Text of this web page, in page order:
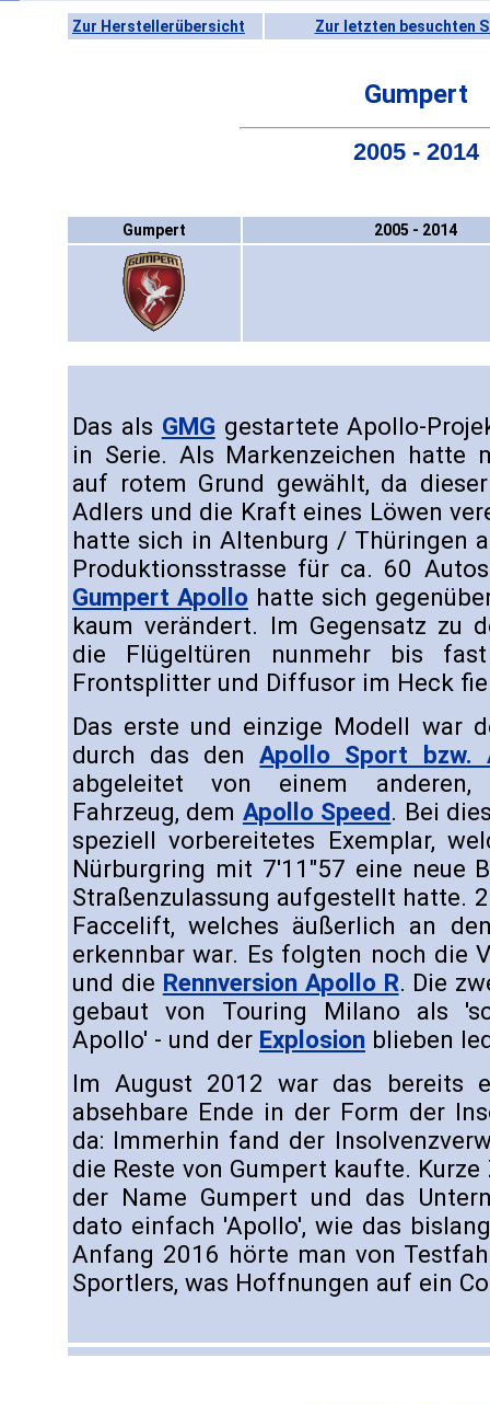
Zur Herstellerübersicht Zur letzten besuchten
Gumpert
2005 - 2014
Gumpert 2005 - 2014
Das als GMG gestartete Apollo-
in Serie. Als Markenzeichen hatte
auf rotem Grund gewählt, da
Adlers und die Kraft eines Löwen
hatte sich in Altenburg / Thüringen
Produktionsstrasse für ca. 60
Gumpert Apollo hatte sich
kaum verändert. Im Gegensatz zu
die Flügeltüren nunmehr bis
Frontsplitter und Diffusor im Heck
Das erste und einzige Modell war
durch das denApollo Sport bzw.
abgeleitet von einem anderen,
Fahrzeug, dem Apollo Speed . Bei
speziell vorbereitetes Exemplar,
Nürburgring mit 7'11"57 eine neue
Straßenzulassung aufgestellt hatte.
Faccelift, welches äußerlich an
erkennbar war. Es folgten noch die
und die Rennversion Apollo R. Die
gebaut von Touring Milano als
Apollo' - und der Explosion blieben
Im August 2012 war das bereits
absehbare Ende in der Form der
da: Immerhin fand der
die Reste von Gumpert kaufte.
der Name Gumpert und das
dato einfach 'Apollo', wie das
Anfang 2016 hörte man von
Sportlers, was Hoffnungen auf ein